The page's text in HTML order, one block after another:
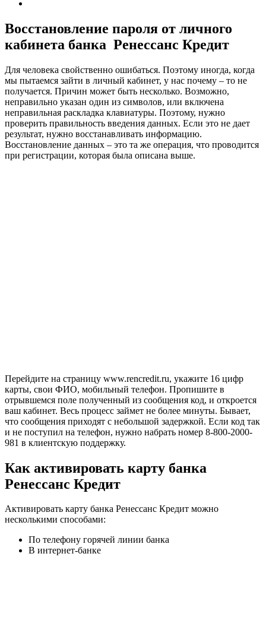
Восстановление пароля от личного
кабинета банка Ренессанс Кредит
Для человека свойственно ошибаться. Поэтому иногда, когда
мы пытаемся зайти в личный кабинет, у нас почему – то не
получается. Причин может быть несколько. Возможно,
неправильно указан один из символов, или включена
неправильная раскладка клавиатуры. Поэтому, нужно
проверить правильность введения данных. Если это не дает
результат, нужно восстанавливать информацию.
Восстановление данных – это та же операция, что проводится
при регистрации, которая была описана выше.
Перейдите на страницу www.rencredit.ru, укажите 16 цифр
карты, свои ФИО, мобильный телефон. Пропишите в
отрывшемся поле полученный из сообщения код, и откроется
ваш кабинет. Весь процесс займет не более минуты. Бывает,
что сообщения приходят с небольшой задержкой. Если код так
и не поступил на телефон, нужно набрать номер 8-800-2000-
981 в клиентскую поддержку.
Как активировать карту банка
Ренессанс Кредит
Активировать карту банка Ренессанс Кредит можно
несколькими способами:
По телефону горячей линии банка
В интернет-банке